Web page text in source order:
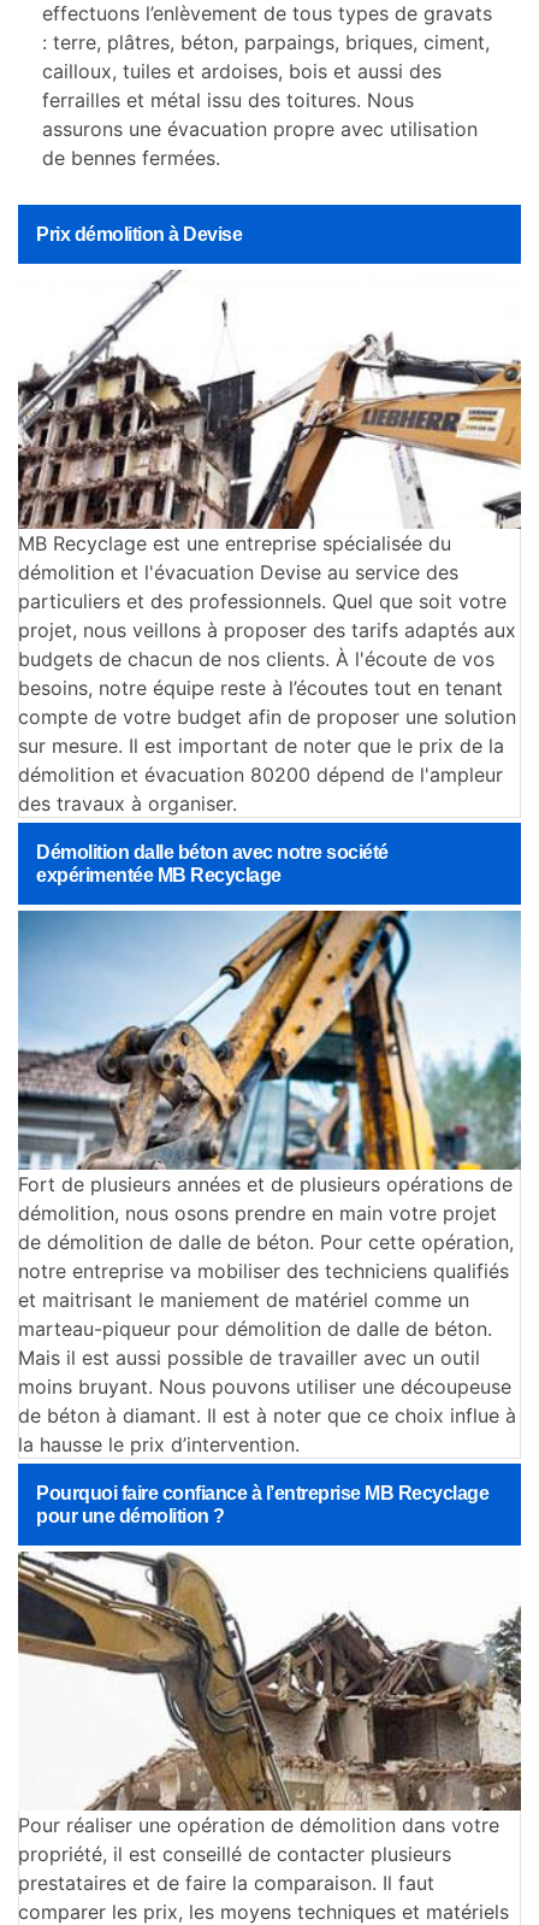
Prix démolition à Devise
MB Recyclage est une entreprise spécialisée du
démolition et l'évacuation Devise au service des
particuliers et des professionnels. Quel que soit votre
projet, nous veillons à proposer des tarifs adaptés aux
budgets de chacun de nos clients. À l'écoute de vos
besoins, notre équipe reste à l’écoutes tout en tenant
compte de votre budget afin de proposer une solution
sur mesure. Il est important de noter que le prix de la
démolition et évacuation 80200 dépend de l'ampleur
des travaux à organiser.
Démolition dalle béton avec notre société
expérimentée MB Recyclage
Fort de plusieurs années et de plusieurs opérations de
démolition, nous osons prendre en main votre projet
de démolition de dalle de béton. Pour cette opération,
notre entreprise va mobiliser des techniciens qualifiés
et maitrisant le maniement de matériel comme un
marteau-piqueur pour démolition de dalle de béton.
Mais il est aussi possible de travailler avec un outil
moins bruyant. Nous pouvons utiliser une découpeuse
de béton à diamant. Il est à noter que ce choix influe à
la hausse le prix d’intervention.
Pourquoi faire confiance à l’entreprise MB Recyclage
pour une démolition ?
Pour réaliser une opération de démolition dans votre
propriété, il est conseillé de contacter plusieurs
prestataires et de faire la comparaison. Il faut
comparer les prix, les moyens techniques et matériels
effectuons l’enlèvement de tous types de gravats
: terre, plâtres, béton, parpaings, briques, ciment,
cailloux, tuiles et ardoises, bois et aussi des
ferrailles et métal issu des toitures. Nous
assurons une évacuation propre avec utilisation
de bennes fermées.